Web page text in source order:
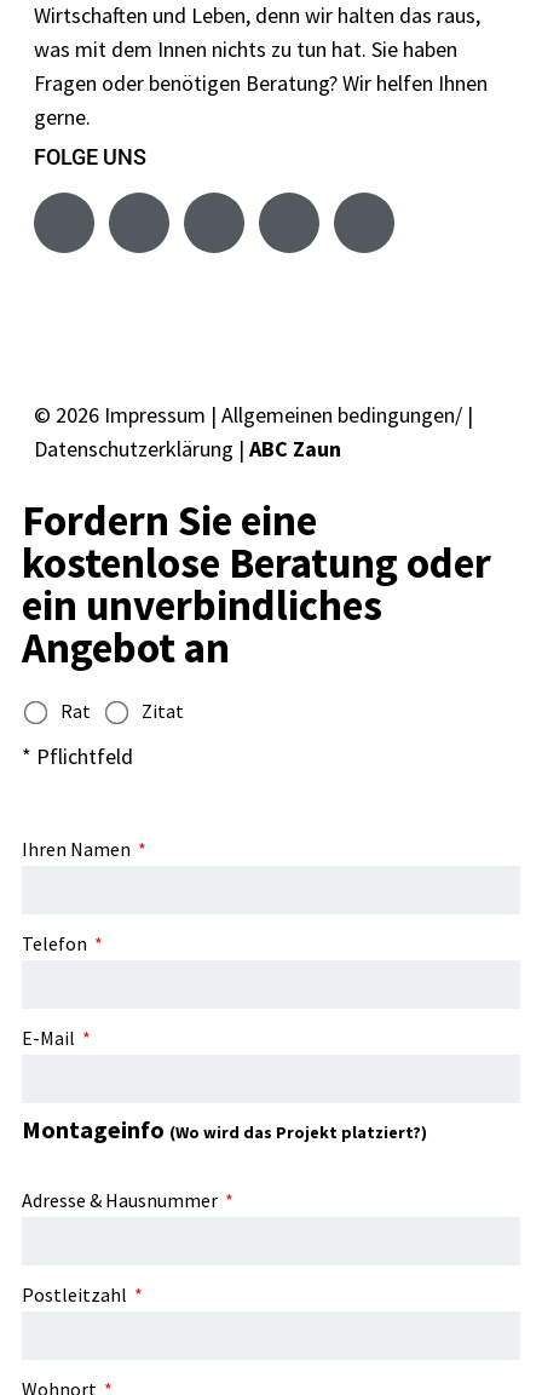
Wirtschaften und Leben, denn wir halten das raus,
was mit dem Innen nichts zu tun hat. Sie haben
Fragen oder benötigen Beratung? Wir helfen Ihnen
gerne.
FOLGE UNS
© 2026 Impressum | Allgemeinen bedingungen/ |
Datenschutzerklärung | ABC Zaun
Fordern Sie eine
kostenlose Beratung oder
ein unverbindliches
Angebot an
Rat Zitat
* Pflichtfeld
Ihren Namen
Telefon
E-Mail
Montageinfo (Wo wird das Projekt platziert?)
Adresse & Hausnummer
Postleitzahl
Wohnort